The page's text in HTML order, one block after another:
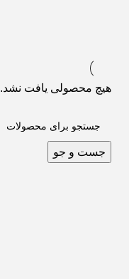
هیچ محصولی یافت نشد.
جست و جو